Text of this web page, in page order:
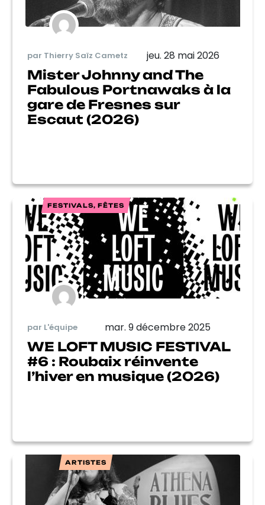
par Thierry Saïz Cametz jeu. 28 mai 2026
Mister Johnny and The
Fabulous Portnawaks à la
gare de Fresnes sur
Escaut (2026)
FESTIVALS, FÊTES
par L'équipe mar. 9 décembre 2025
WE LOFT MUSIC FESTIVAL
#6 : Roubaix réinvente
l’hiver en musique (2026)
ARTISTES